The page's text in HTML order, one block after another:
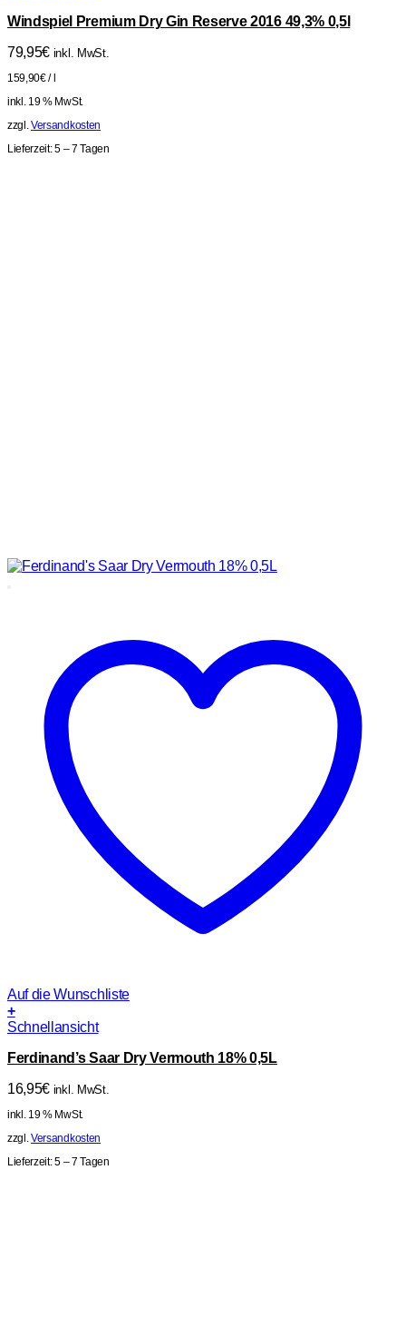
Windspiel Premium Dry Gin Reserve 2016 49,3% 0,5l
79,95€ inkl. MwSt.
159,90€/
inkl. 19 % MwSt.
zzgl.Versandkosten
Lieferzeit:5 – 7 Tagen
Auf die Wunschliste
+
Schnellansicht
Ferdinand’s Saar Dry Vermouth 18% 0,5L
16,95€ inkl. MwSt.
inkl. 19 % MwSt.
zzgl.Versandkosten
Lieferzeit:5 – 7 Tagen